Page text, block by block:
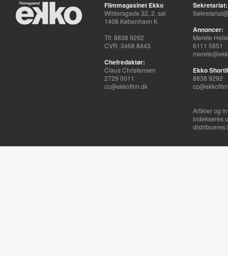
Filmmagasinet Ekko
Wildersgade 32, 2. sal
1408 København K
Tlf. 8838 9292
CVR. 3468 8443
Chefredaktør:
Claus Christensen
2729 0011
cc@ekkofilm.dk
Sekretariat:
Annoncer:
Merete
6111 5851
Ekko
8838 9292
Artikler og
indekseres
distribueres